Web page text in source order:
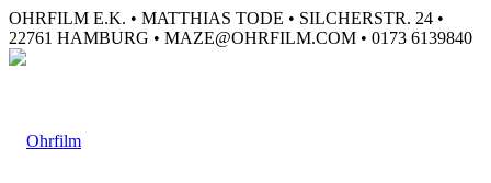
OHRFILM E.K. • MATTHIAS TODE • SILCHERSTR. 24 •
22761 HAMBURG • MAZE@OHRFILM.COM • 0173 6139840